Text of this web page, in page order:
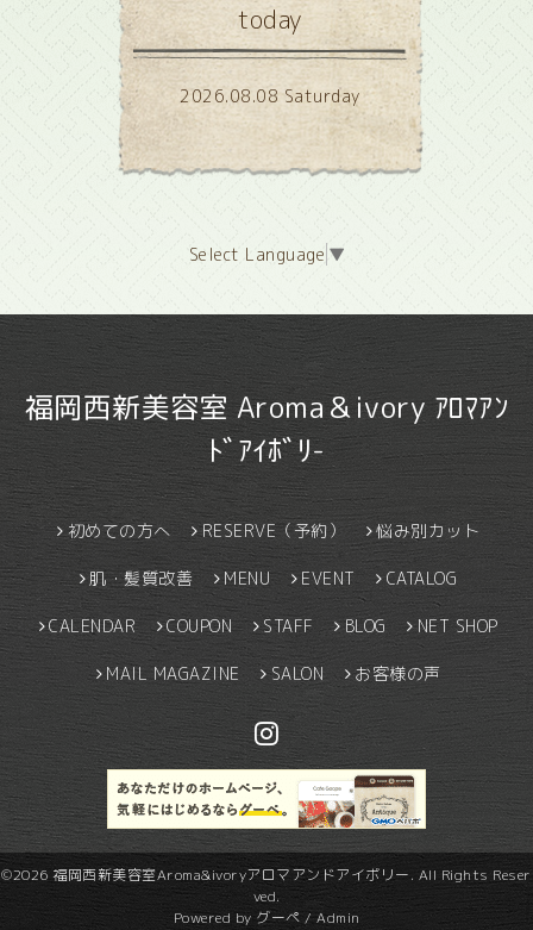
today
2026.08.08 Saturday
Select Language ▼
福岡西新美容室 Aroma＆ivory ｱﾛﾏｱﾝ
ﾄﾞｱｲﾎﾞﾘ-
初めての方へ RESERVE（予約） 悩み別カット
肌・髪質改善 MENU EVENT CATALOG
CALENDAR COUPON STAFF BLOG NET SHOP
MAIL MAGAZINE SALON お客様の声
©2026福岡西新美容室Aroma&ivoryアロマアンドアイボリー. All Rights Reser
ved.
Powered by グーペ /Admin